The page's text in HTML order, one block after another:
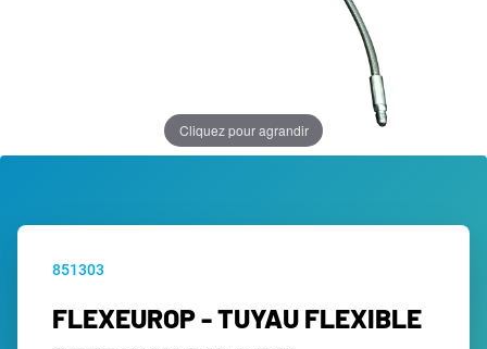
Cliquez pour agrandir
851303
FLEXEUROP - TUYAU FLEXIBLE